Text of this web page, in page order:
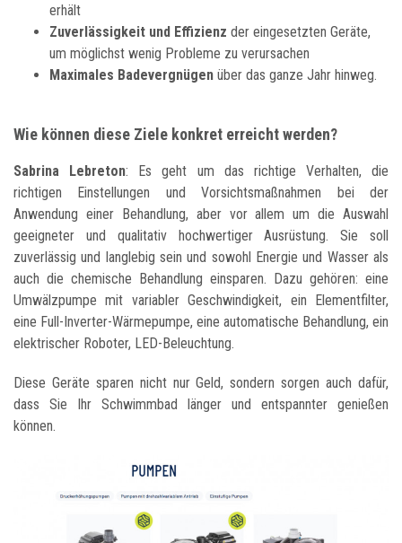
erhält
Zuverlässigkeit und Effizienz der eingesetzten Geräte,
um möglichst wenig Probleme zu verursachen
Maximales Badevergnügen über das ganze Jahr hinweg.
Wie können diese Ziele konkret erreicht werden?
Sabrina Lebreton: Es geht um das richtige Verhalten, die
richtigen Einstellungen und Vorsichtsmaßnahmen bei der
Anwendung einer Behandlung, aber vor allem um die Auswahl
geeigneter und qualitativ hochwertiger Ausrüstung. Sie soll
zuverlässig und langlebig sein und sowohl Energie und Wasser als
auch die chemische Behandlung einsparen. Dazu gehören: eine
Umwälzpumpe mit variabler Geschwindigkeit, ein Elementfilter,
eine Full-Inverter-Wärmepumpe, eine automatische Behandlung, ein
elektrischer Roboter, LED-Beleuchtung.
Diese Geräte sparen nicht nur Geld, sondern sorgen auch dafür,
dass Sie Ihr Schwimmbad länger und entspannter genießen
können.